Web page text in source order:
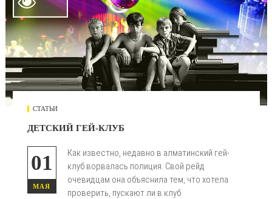
СТАТЬИ
ДЕТСКИЙ ГЕЙ-КЛУБ
01
МАЯ
Как известно, недавно в алматинский гей-
клуб ворвалась полиция. Свой рейд
очевидцам она объяснила тем, что хотела
проверить, пускают ли в клуб